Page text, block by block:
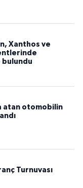
Xanthos ve
atan otomobilin
Turnuvası